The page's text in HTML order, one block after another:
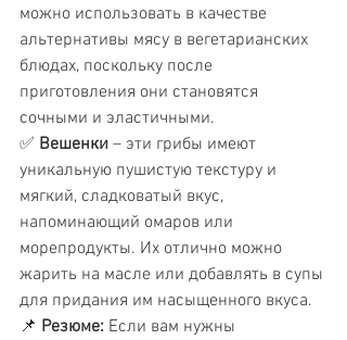
можно использовать в качестве
альтернативы мясу в вегетарианских
блюдах, поскольку после
приготовления они становятся
сочными и эластичными.
✅ Вешенки – эти грибы имеют
уникальную пушистую текстуру и
мягкий, сладковатый вкус,
напоминающий омаров или
морепродукты. Их отлично можно
жарить на масле или добавлять в супы
для придания им насыщенного вкуса.
📌 Резюме: Если вам нужны